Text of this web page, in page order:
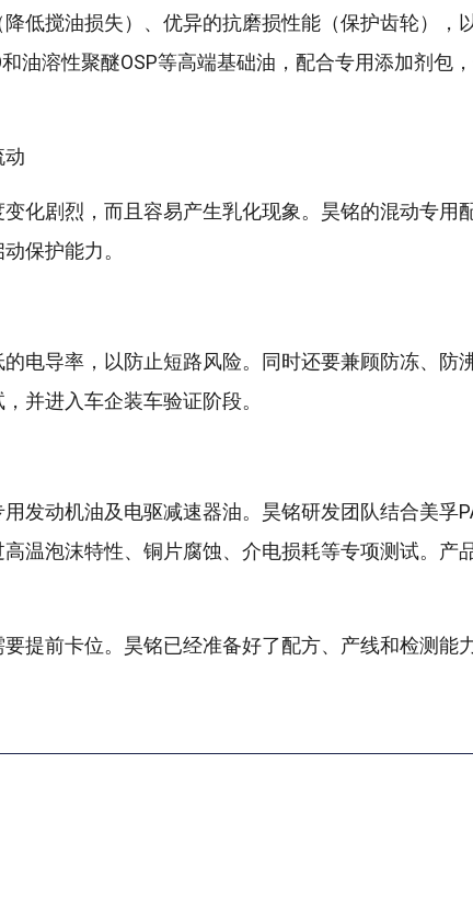
低搅油损失）、优异的抗磨损性能（保护齿轮），
油溶性聚醚OSP等高端基础油，配合专用添加剂包
动
化剧烈，而且容易产生乳化现象。昊铭的混动专用
保护能力。
电导率，以防止短路风险。同时还要兼顾防冻、防
并进入车企装车验证阶段。
发动机油及电驱减速器油。昊铭研发团队结合美孚
温泡沫特性、铜片腐蚀、介电损耗等专项测试。产
提前卡位。昊铭已经准备好了配方、产线和检测能